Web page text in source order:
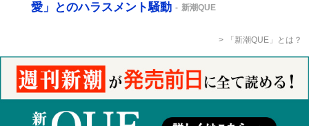
愛」とのハラスメント騒動
新潮QUE
「新潮QUE」とは？